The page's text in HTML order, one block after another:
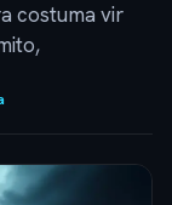
costuma vir